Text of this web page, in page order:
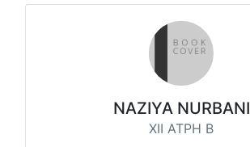
NAZIYA NURBANI
XII ATPH B